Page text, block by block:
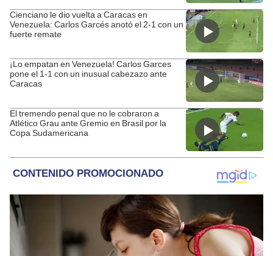
Cienciano le dio vuelta a Caracas en
Venezuela: Carlos Garcés anotó el 2-1 con un
fuerte remate
¡Lo empatan en Venezuela! Carlos Garces
pone el 1-1 con un inusual cabezazo ante
Caracas
El tremendo penal que no le cobraron a
Atlético Grau ante Gremio en Brasil por la
Copa Sudamericana